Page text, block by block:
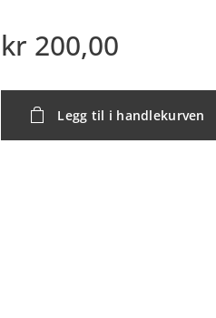
kr 200,00
Legg til i handlekurven